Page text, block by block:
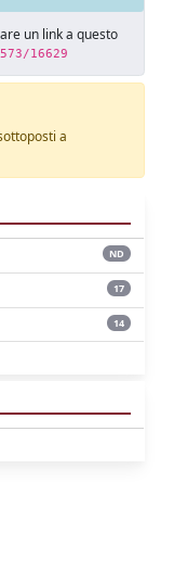
un link a questo
16629
a
ND
17
14